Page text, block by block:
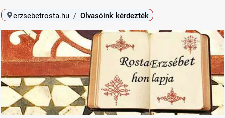
erzsebetrosta.hu Olvasóink kérdezték